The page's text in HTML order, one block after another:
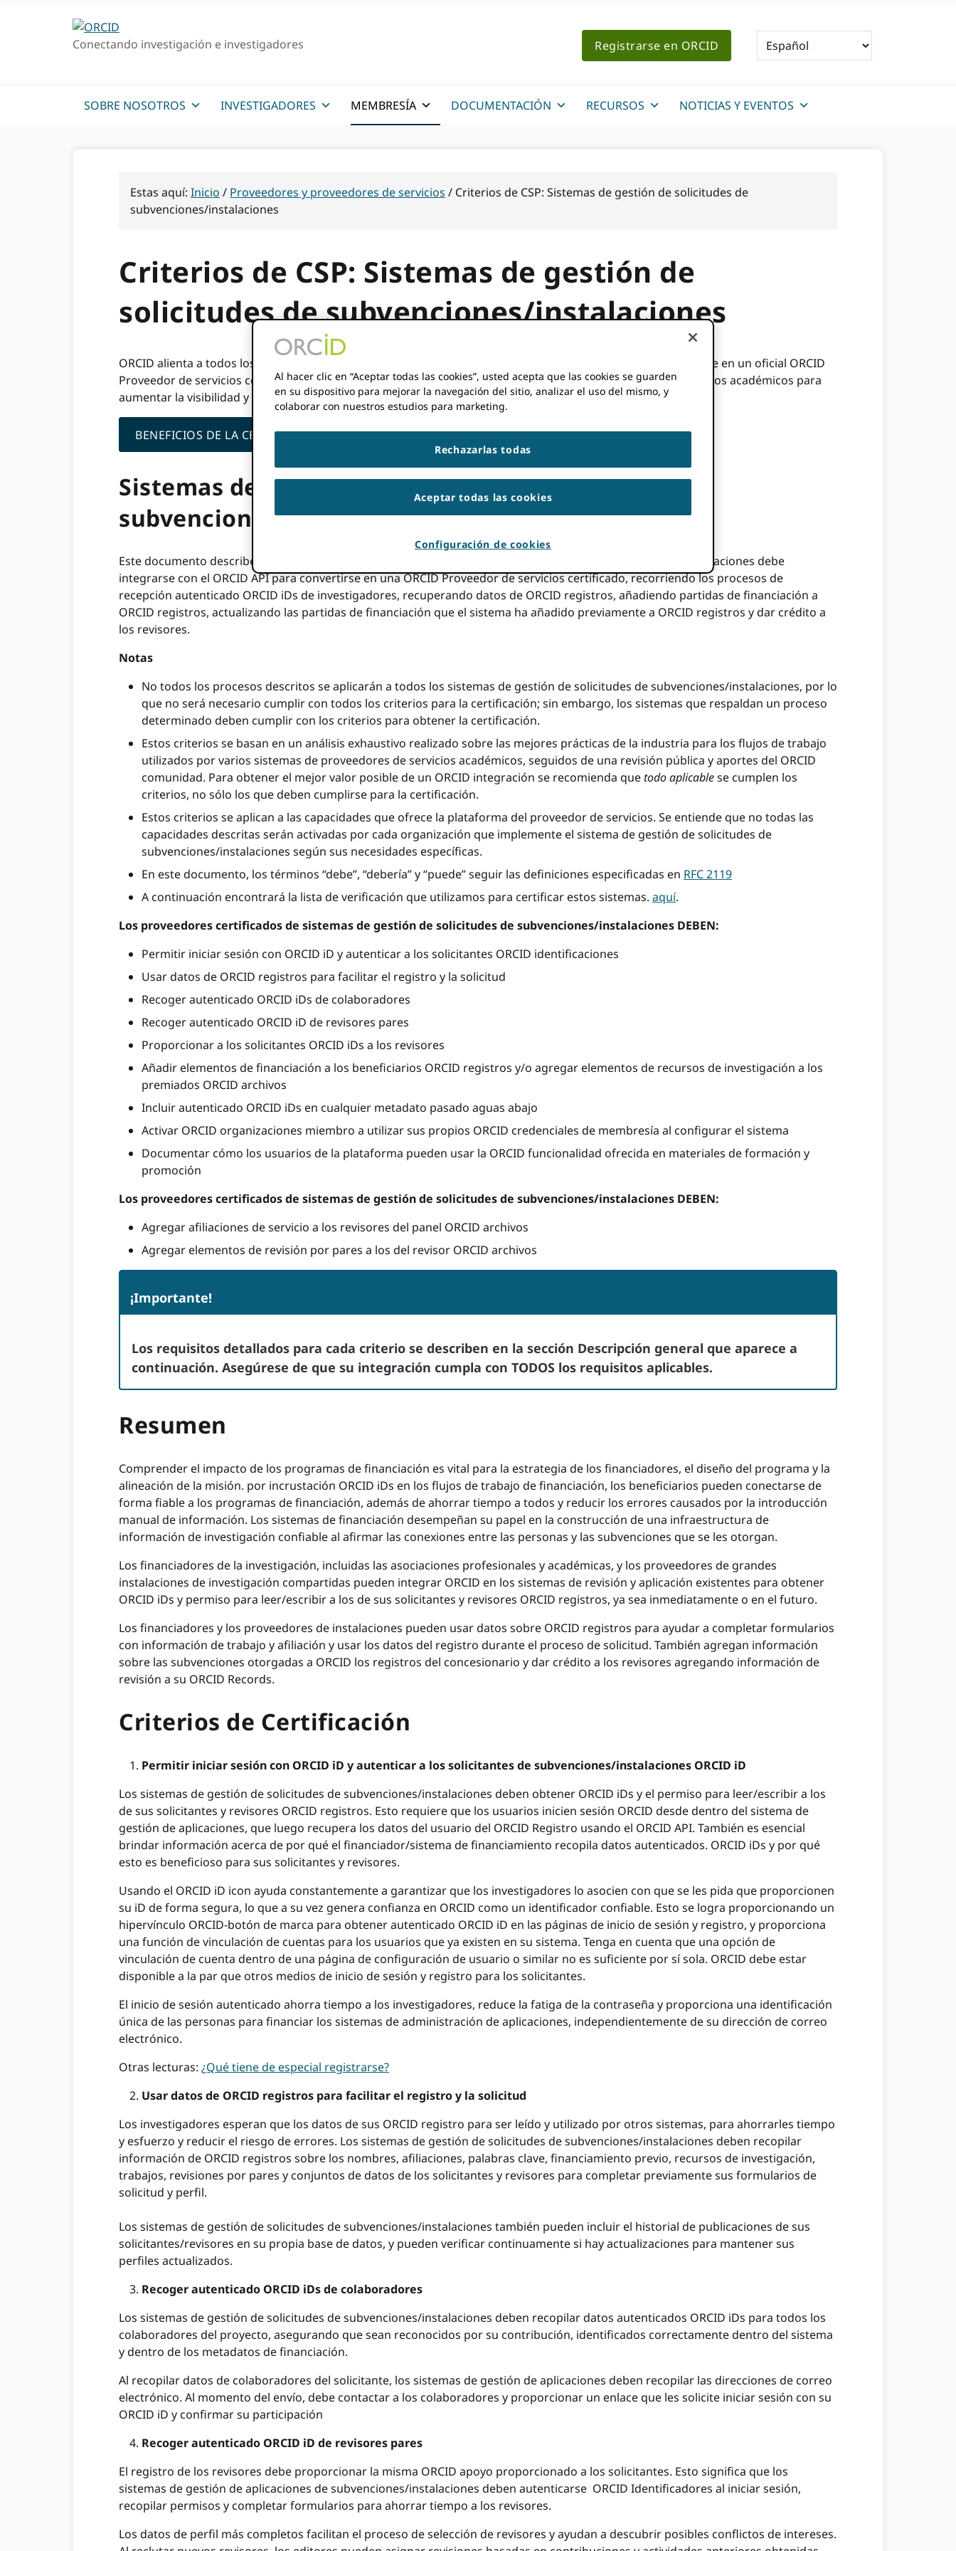
Conectando investigación e investigadores Registrarse en ORCID
SOBRE NOSOTROS INVESTIGADORES MEMBRESÍA DOCUMENTACIÓN RECURSOS NOTICIAS Y EVENTOS
Estas aquí: Inicio / Proveedores y proveedores de servicios / Criterios de CSP: Sistemas de gestión de solicitudes de
subvenciones/instalaciones
Criterios de CSP: Sistemas de gestión de
solicitudes de subvenciones/instalaciones
ORCID alienta a todos los proveedores de servicios académicos a integrarse con nuestro Registro Y convertirse en un oficial ORCID
Proveedor de servicios certificado (CSP). La certificación es un servicio gratuito para los proveedores de servicios académicos para
aumentar la visibilidad y la confiabilidad de los servicios y productos.
BENEFICIOS DE LA CERTIFICACIÓN
Sistemas de gestión de solicitudes de
subvenciones/instalaciones
Este documento describe las formas en que un sistema típico de gestión de solicitudes de subvenciones/instalaciones debe
integrarse con el ORCID API para convertirse en una ORCID Proveedor de servicios certificado, recorriendo los procesos de
recepción autenticado ORCID iDs de investigadores, recuperando datos de ORCID registros, añadiendo partidas de financiación a
ORCID registros, actualizando las partidas de financiación que el sistema ha añadido previamente a ORCID registros y dar crédito a
los revisores.
Notas
No todos los procesos descritos se aplicarán a todos los sistemas de gestión de solicitudes de subvenciones/instalaciones, por lo
que no será necesario cumplir con todos los criterios para la certificación; sin embargo, los sistemas que respaldan un proceso
determinado deben cumplir con los criterios para obtener la certificación.
Estos criterios se basan en un análisis exhaustivo realizado sobre las mejores prácticas de la industria para los flujos de trabajo
utilizados por varios sistemas de proveedores de servicios académicos, seguidos de una revisión pública y aportes del ORCID
comunidad. Para obtener el mejor valor posible de un ORCID integración se recomienda quetodo aplicablese cumplen los
criterios, no sólo los que deben cumplirse para la certificación.
Estos criterios se aplican a las capacidades que ofrece la plataforma del proveedor de servicios. Se entiende que no todas las
capacidades descritas serán activadas por cada organización que implemente el sistema de gestión de solicitudes de
subvenciones/instalaciones según sus necesidades específicas.
En este documento, los términos “debe”, “debería” y “puede” seguir las definiciones especificadas en RFC 2119
A continuación encontrará la lista de verificación que utilizamos para certificar estos sistemas. aquí.
Los proveedores certificados de sistemas de gestión de solicitudes de subvenciones/instalaciones DEBEN:
Permitir iniciar sesión con ORCID iD y autenticar a los solicitantes ORCID identificaciones
Usar datos de ORCID registros para facilitar el registro y la solicitud
Recoger autenticado ORCID iDs de colaboradores
Recoger autenticado ORCID iD de revisores pares
Proporcionar a los solicitantes ORCID iDs a los revisores
Añadir elementos de financiación a los beneficiarios ORCID registros y/o agregar elementos de recursos de investigación a los
premiados ORCID archivos
Incluir autenticado ORCID iDs en cualquier metadato pasado aguas abajo
Activar ORCID organizaciones miembro a utilizar sus propios ORCID credenciales de membresía al configurar el sistema
Documentar cómo los usuarios de la plataforma pueden usar la ORCID funcionalidad ofrecida en materiales de formación y
promoción
Los proveedores certificados de sistemas de gestión de solicitudes de subvenciones/instalaciones DEBEN:
Agregar afiliaciones de servicio a los revisores del panel ORCID archivos
Agregar elementos de revisión por pares a los del revisor ORCID archivos
¡Importante!
Los requisitos detallados para cada criterio se describen en la sección Descripción general que aparece a
continuación. Asegúrese de que su integración cumpla con TODOS los requisitos aplicables.
Resumen
Comprender el impacto de los programas de financiación es vital para la estrategia de los financiadores, el diseño del programa y la
alineación de la misión. por incrustación ORCID iDs en los flujos de trabajo de financiación, los beneficiarios pueden conectarse de
forma fiable a los programas de financiación, además de ahorrar tiempo a todos y reducir los errores causados ​​por la introducción
manual de información. Los sistemas de financiación desempeñan su papel en la construcción de una infraestructura de
información de investigación confiable al afirmar las conexiones entre las personas y las subvenciones que se les otorgan.
Los financiadores de la investigación, incluidas las asociaciones profesionales y académicas, y los proveedores de grandes
instalaciones de investigación compartidas pueden integrar ORCID en los sistemas de revisión y aplicación existentes para obtener
ORCID iDs y permiso para leer/escribir a los de sus solicitantes y revisores ORCID registros, ya sea inmediatamente o en el futuro.
Los financiadores y los proveedores de instalaciones pueden usar datos sobre ORCID registros para ayudar a completar formularios
con información de trabajo y afiliación y usar los datos del registro durante el proceso de solicitud. También agregan información
sobre las subvenciones otorgadas a ORCID los registros del concesionario y dar crédito a los revisores agregando información de
revisión a su ORCID Records.
Criterios de Certificación
Permitir iniciar sesión con ORCID iD y autenticar a los solicitantes de subvenciones/instalaciones ORCID iD
Los sistemas de gestión de solicitudes de subvenciones/instalaciones deben obtener ORCID iDs y el permiso para leer/escribir a los
de sus solicitantes y revisores ORCID registros. Esto requiere que los usuarios inicien sesión ORCID desde dentro del sistema de
gestión de aplicaciones, que luego recupera los datos del usuario del ORCID Registro usando el ORCID API. También es esencial
brindar información acerca de por qué el financiador/sistema de financiamiento recopila datos autenticados. ORCID iDs y por qué
esto es beneficioso para sus solicitantes y revisores.
Usando el ORCID iD icon ayuda constantemente a garantizar que los investigadores lo asocien con que se les pida que proporcionen
su iD de forma segura, lo que a su vez genera confianza en ORCID como un identificador confiable. Esto se logra proporcionando un
hipervínculo ORCID-botón de marca para obtener autenticado ORCID iD en las páginas de inicio de sesión y registro, y proporciona
una función de vinculación de cuentas para los usuarios que ya existen en su sistema. Tenga en cuenta que una opción de
vinculación de cuenta dentro de una página de configuración de usuario o similar no es suficiente por sí sola. ORCID debe estar
disponible a la par que otros medios de inicio de sesión y registro para los solicitantes.
El inicio de sesión autenticado ahorra tiempo a los investigadores, reduce la fatiga de la contraseña y proporciona una identificación
única de las personas para financiar los sistemas de administración de aplicaciones, independientemente de su dirección de correo
electrónico.
Otras lecturas: ¿Qué tiene de especial registrarse?
Usar datos de ORCID registros para facilitar el registro y la solicitud
Los investigadores esperan que los datos de sus ORCID registro para ser leído y utilizado por otros sistemas, para ahorrarles tiempo
y esfuerzo y reducir el riesgo de errores. Los sistemas de gestión de solicitudes de subvenciones/instalaciones deben recopilar
información de ORCID registros sobre los nombres, afiliaciones, palabras clave, financiamiento previo, recursos de investigación,
trabajos, revisiones por pares y conjuntos de datos de los solicitantes y revisores para completar previamente sus formularios de
solicitud y perfil.
Los sistemas de gestión de solicitudes de subvenciones/instalaciones también pueden incluir el historial de publicaciones de sus
solicitantes/revisores en su propia base de datos, y pueden verificar continuamente si hay actualizaciones para mantener sus
perfiles actualizados.
Recoger autenticado ORCID iDs de colaboradores
Los sistemas de gestión de solicitudes de subvenciones/instalaciones deben recopilar datos autenticados ORCID iDs para todos los
colaboradores del proyecto, asegurando que sean reconocidos por su contribución, identificados correctamente dentro del sistema
y dentro de los metadatos de financiación.
Al recopilar datos de colaboradores del solicitante, los sistemas de gestión de aplicaciones deben recopilar las direcciones de correo
electrónico. Al momento del envío, debe contactar a los colaboradores y proporcionar un enlace que les solicite iniciar sesión con su
ORCID iD y confirmar su participación
Recoger autenticado ORCID iD de revisores pares
El registro de los revisores debe proporcionar la misma ORCID apoyo proporcionado a los solicitantes. Esto significa que los
sistemas de gestión de aplicaciones de subvenciones/instalaciones deben autenticarse ORCID Identificadores al iniciar sesión,
recopilar permisos y completar formularios para ahorrar tiempo a los revisores.
Los datos de perfil más completos facilitan el proceso de selección de revisores y ayudan a descubrir posibles conflictos de intereses.
Al hacer clic en “Aceptar todas las cookies”, usted acepta que las cookies se guarden
en su dispositivo para mejorar la navegación del sitio, analizar el uso del mismo, y
colaborar con nuestros estudios para marketing.
Rechazarlas todas
Aceptar todas las cookies
Configuración de cookies